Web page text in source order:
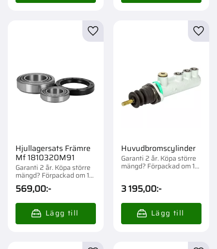
Hjullagersats Främre
Mf 1810320M91
Garanti 2 år. Köpa större
mängd? Förpackad om 1
st.
569,00:-
Lägg till i favoriter
Huvudbromscylinder
Garanti 2 år. Köpa större
mängd? Förpackad om 1
3 195,00:-